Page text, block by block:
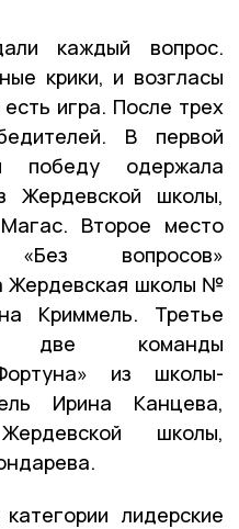
каждый вопрос.
крики, и возгласы
игра. После трех
В первой
победу одержала
Жердевской школы,
Второе место
вопросов»
Жердевская школы №
Криммель. Третье
две команды
из школы-
Ирина Канцева,
школы,
лидерские